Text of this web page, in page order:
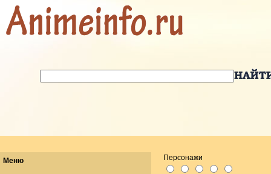
Персонажи
Меню